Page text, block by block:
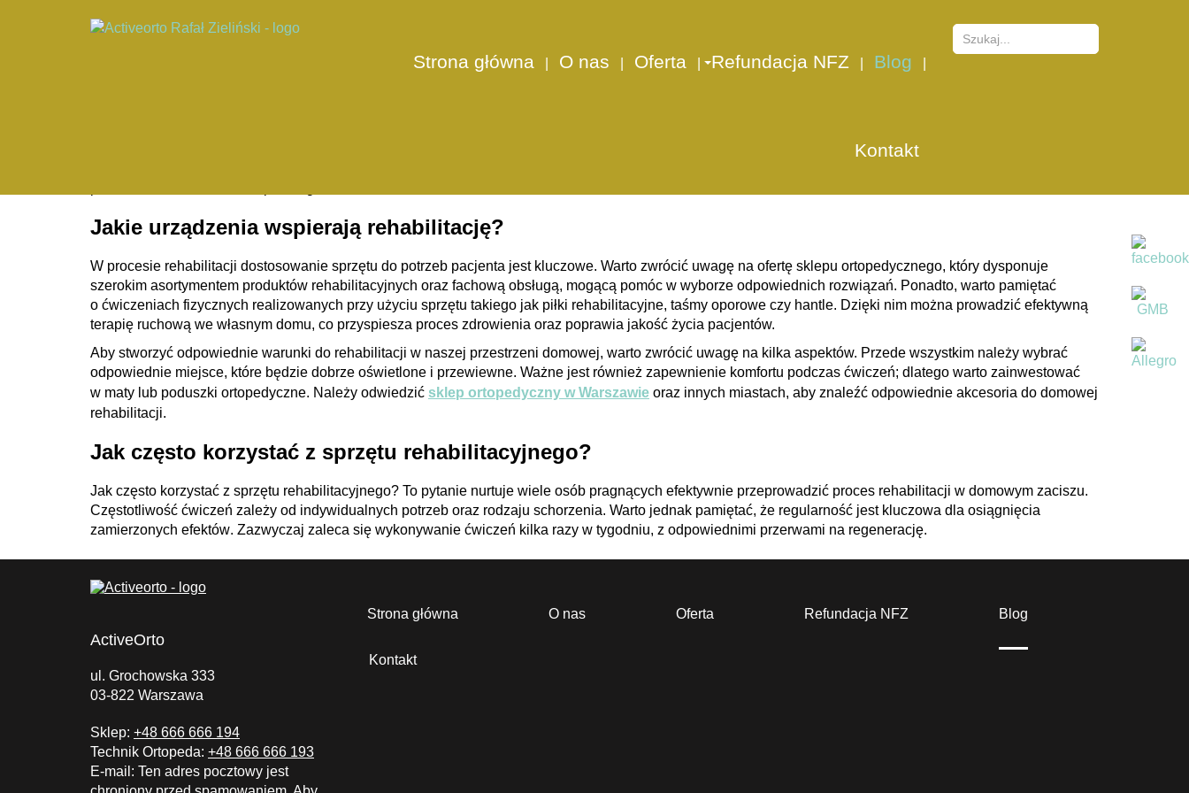
Strona główna O nas Oferta Refundacja NFZ Blog
Kontakt
Jakiego rodzaju sprzęty mogą się przydać do
rehabilitacji w domu?
znacznie poprawić efektywność terapii, umożliwiając wykonywanie ćwiczeń oraz zabiegów w komfortowych warunkach. Korzyści płynące z posiadania
Jakie urządzenia wspierają rehabilitację?
W procesie rehabilitacji dostosowanie sprzętu do potrzeb pacjenta jest kluczowe. Warto zwrócić uwagę na ofertę sklepu ortopedycznego, który dysponuje
szerokim asortymentem produktów rehabilitacyjnych oraz fachową obsługą, mogącą pomóc w wyborze odpowiednich rozwiązań. Ponadto, warto pamiętać
o ćwiczeniach fizycznych realizowanych przy użyciu sprzętu takiego jak piłki rehabilitacyjne, taśmy oporowe czy hantle. Dzięki nim można prowadzić efektywną
terapię ruchową we własnym domu, co przyspiesza proces zdrowienia oraz poprawia jakość życia pacjentów.
Aby stworzyć odpowiednie warunki do rehabilitacji w naszej przestrzeni domowej, warto zwrócić uwagę na kilka aspektów. Przede wszystkim należy wybrać
odpowiednie miejsce, które będzie dobrze oświetlone i przewiewne. Ważne jest również zapewnienie komfortu podczas ćwiczeń; dlatego warto zainwestować
w maty lub poduszki ortopedyczne. Należy odwiedzić sklep ortopedyczny w Warszawie oraz innych miastach, aby znaleźć odpowiednie akcesoria do domowej
rehabilitacji.
Jak często korzystać z sprzętu rehabilitacyjnego?
Jak często korzystać z sprzętu rehabilitacyjnego? To pytanie nurtuje wiele osób pragnących efektywnie przeprowadzić proces rehabilitacji w domowym zaciszu.
Częstotliwość ćwiczeń zależy od indywidualnych potrzeb oraz rodzaju schorzenia. Warto jednak pamiętać, że regularność jest kluczowa dla osiągnięcia
zamierzonych efektów. Zazwyczaj zaleca się wykonywanie ćwiczeń kilka razy w tygodniu, z odpowiednimi przerwami na regenerację.
ActiveOrto
ul. Grochowska 333
03-822 Warszawa
Sklep: +48 666 666 194
Technik Ortopeda: +48 666 666 193
E-mail: Ten adres pocztowy jest
Strona główna O nas Oferta Refundacja NFZ Blog
Kontakt